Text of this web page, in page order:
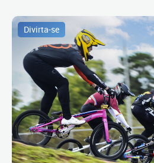
Divirta-se